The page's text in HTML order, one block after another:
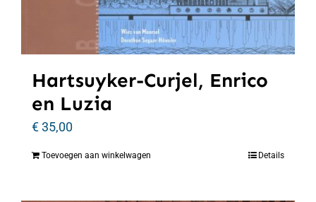
Hartsuyker-Curjel, Enrico
en Luzia
€35,00
Toevoegen aan winkelwagen Details